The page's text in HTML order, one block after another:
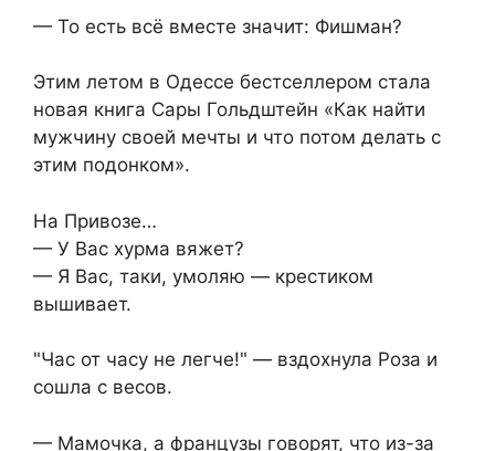
— То есть всё вместе значит: Фишман?
Этим летом в Одессе бестселлером стала
новая книга Сары Гольдштейн «Как найти
мужчину своей мечты и что потом делать с
этим подонком».
На Привозе…
— У Вас хурма вяжет?
— Я Вас, таки, умоляю — крестиком
вышивает.
"Час от часу не легче!" — вздохнула Роза и
сошла с весов.
— Мамочка, а французы говорят, что из-за